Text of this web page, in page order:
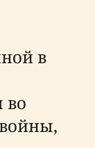
в
во